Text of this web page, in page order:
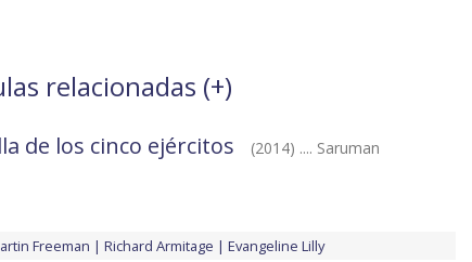
relacionadas (+)
de los cinco ejércitos
(2014) .... Saruman
Freeman Richard Armitage Evangeline Lilly